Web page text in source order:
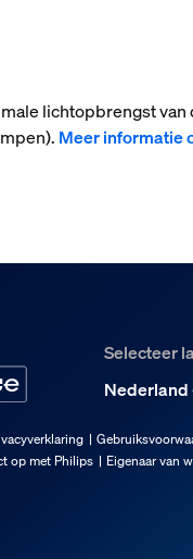
lichtopbrengst
Meer informatie
Selecteer
op met Philips Eigenaar van